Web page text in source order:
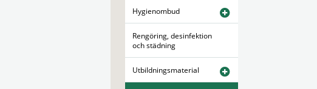
Hygienombud
Rengöring, desinfektion
och städning
Utbildningsmaterial